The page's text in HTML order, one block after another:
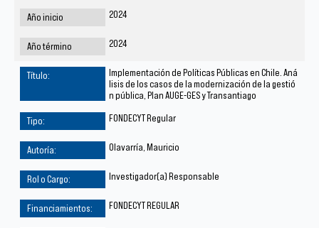
2024
2024
Implementación de Políticas Públicas en Chile. Aná
lisis de los casos de la modernización de la gestió
n pública, Plan AUGE-GES y Transantiago
FONDECYT Regular
Olavarría, Mauricio
Investigador(a) Responsable
FONDECYT REGULAR